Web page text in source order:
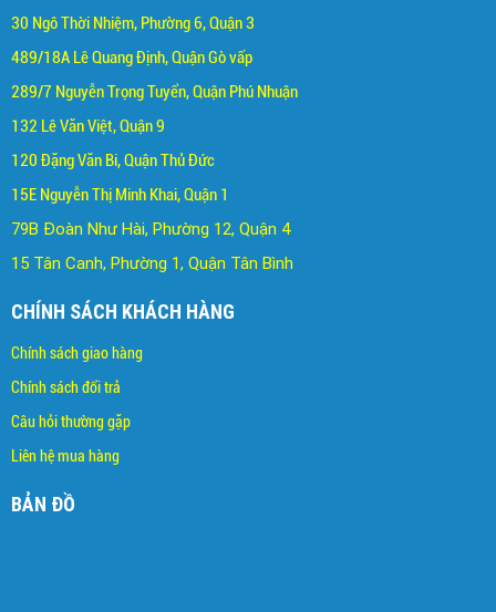
30 Ngô Thời Nhiệm, Phường 6, Quận 3
489/18A Lê Quang Định, Quận Gò vấp
289/7 Nguyễn Trọng Tuyển, Quận Phú Nhuận
132 Lê Văn Việt, Quận 9
120 Đặng Văn Bi, Quận Thủ Đức
15E Nguyễn Thị Minh Khai, Quận 1
79B Đoàn Như Hài, Phường 12, Quận 4
15 Tân Canh, Phường 1, Quận Tân Bình
CHÍNH SÁCH KHÁCH HÀNG
Chính sách giao hàng
Chính sách đổi trả
Câu hỏi thường gặp
Liên hệ mua hàng
BẢN ĐỒ